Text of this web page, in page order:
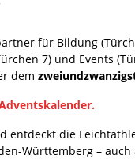
für Bildung
7) und Events
dem
entdeckt die
Württemberg – auch